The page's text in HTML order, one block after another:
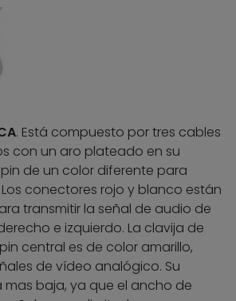
. Está compuesto por tres cables
con un aro plateado en su
de un color diferente para
conectores rojo y blanco están
transmitir la señal de audio de
e izquierdo. La clavija de
central es de color amarillo,
de vídeo analógico. Su
mas baja, ya que el ancho de